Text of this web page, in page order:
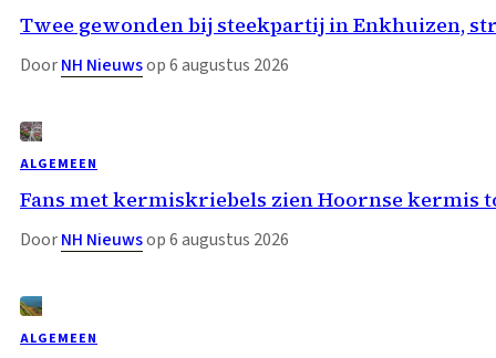
Twee gewonden bij steekpartij in Enkhuizen,
DoorNH Nieuwsop 6 augustus 2026
ALGEMEEN
Fans met kermiskriebels zien Hoornse kermis
DoorNH Nieuwsop 6 augustus 2026
ALGEMEEN